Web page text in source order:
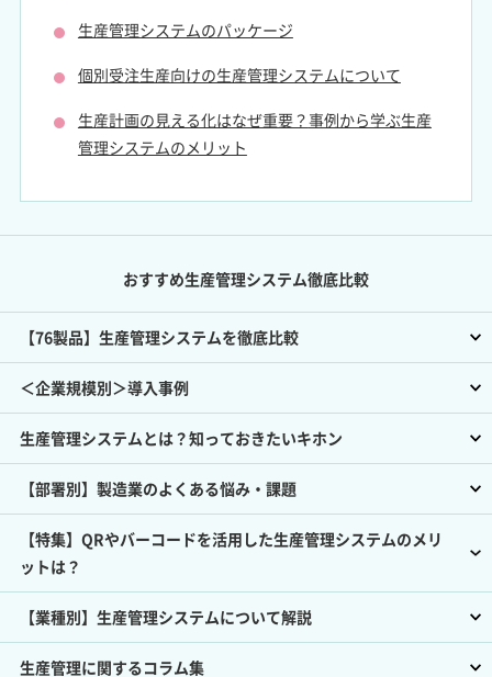
生産管理システムのパッケージ
個別受注生産向けの生産管理システムについて
生産計画の見える化はなぜ重要？事例から学ぶ生産
管理システムのメリット
おすすめ生産管理システム徹底比較
【76製品】生産管理システムを徹底比較
＜企業規模別＞導入事例
生産管理システムとは？知っておきたいキホン
【部署別】製造業のよくある悩み・課題
【特集】QRやバーコードを活用した生産管理システムのメリ
ットは？
【業種別】生産管理システムについて解説
生産管理に関するコラム集